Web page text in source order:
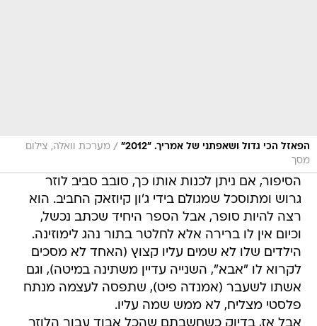
הפאזל הכי גדול ושאפתני של אמריך. "2012" / מערכת וואלה, צילום
מסך
הסיפור, אם ניתן לכנות אותו כך, סובב סביב לוזר
גרוש ומתוסכל שמגולם בידי ג'ון קיוזאק החביב. הוא
רצה להיות סופר, אבל הספר היחיד שכתב נכשל,
וכיום אין לו ברירה אלא לחלטר בתור נהג לימוזינה.
הילדים שלו לא שמים עליו קצוץ (האחד לא מסכים
לקרוא לו "אבא", השנייה עדיין משתינה במיטה), וגם
אשתו לשעבר (אמנדה פיט), שתפסה לעצמה מנתח
פלסטי מצליח, לא ממש שמה עליו.